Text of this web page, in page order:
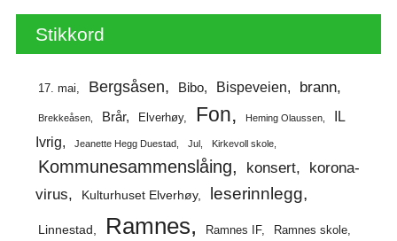
Stikkord
17. mai Bergsåsen Bibo Bispeveien brann
Brekkeåsen Brår Elverhøy Fon Heming Olaussen
IL
Ivrig
Jeanette Hegg Duestad Jul Kirkevoll skole
Kommunesammenslåing konsert
korona-
virus
Kulturhuset Elverhøy leserinnlegg
Linnestad Ramnes Ramnes IF Ramnes skole